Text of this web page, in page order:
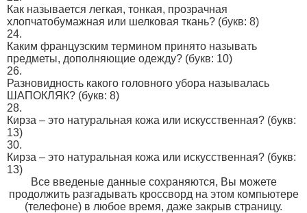
Как называется легкая, тонкая, прозрачная
хлопчатобумажная или шелковая ткань? (букв: 8)
24.
Каким французским термином принято называть
предметы, дополняющие одежду? (букв: 10)
26.
Разновидность какого головного убора называлась
ШАПОКЛЯК? (букв: 8)
28.
Кирза – это натуральная кожа или искусственная? (букв:
13)
30.
Кирза – это натуральная кожа или искусственная? (букв:
13)
Все введеные данные сохраняются, Вы можете
продолжить разгадывать кроссворд на этом компьютере
(телефоне) в любое время, даже закрыв страницу.